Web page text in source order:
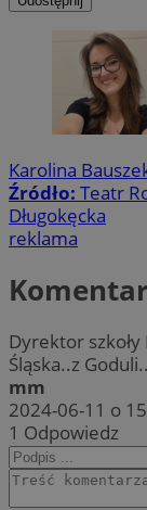
Karolina
Źródło: Teatr
Długokęcka
reklama
Dyrektor szkoły
Śląska..z
mm
2024-06-11 o
1 Odpowiedz